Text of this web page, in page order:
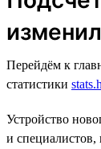
Перейдём к
статистики
Устройство
и специалистов,